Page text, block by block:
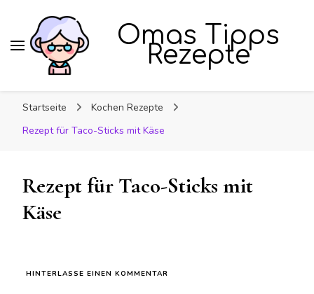
Omas Tipps
Rezepte
Startseite
Kochen Rezepte
Rezept für Taco-Sticks mit Käse
Rezept für Taco-Sticks mit
Käse
HINTERLASSE EINEN KOMMENTAR